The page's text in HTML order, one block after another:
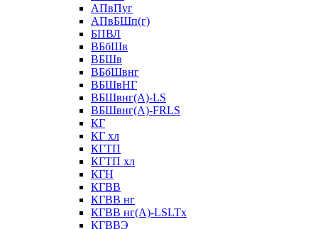
АПвПуг
АПвБШп(г)
БПВЛ
ВБбШв
ВБШв
ВБбШвнг
ВБШвНГ
ВБШвнг(А)-LS
ВБШвнг(А)-FRLS
КГ
КГ хл
КГТП
КГТП хл
КГН
КГВВ
КГВВ нг
КГВВ нг(А)-LSLTx
КГВВЭ